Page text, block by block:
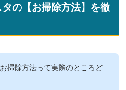
の【お掃除方法】を徹
掃除方法って実際のところど